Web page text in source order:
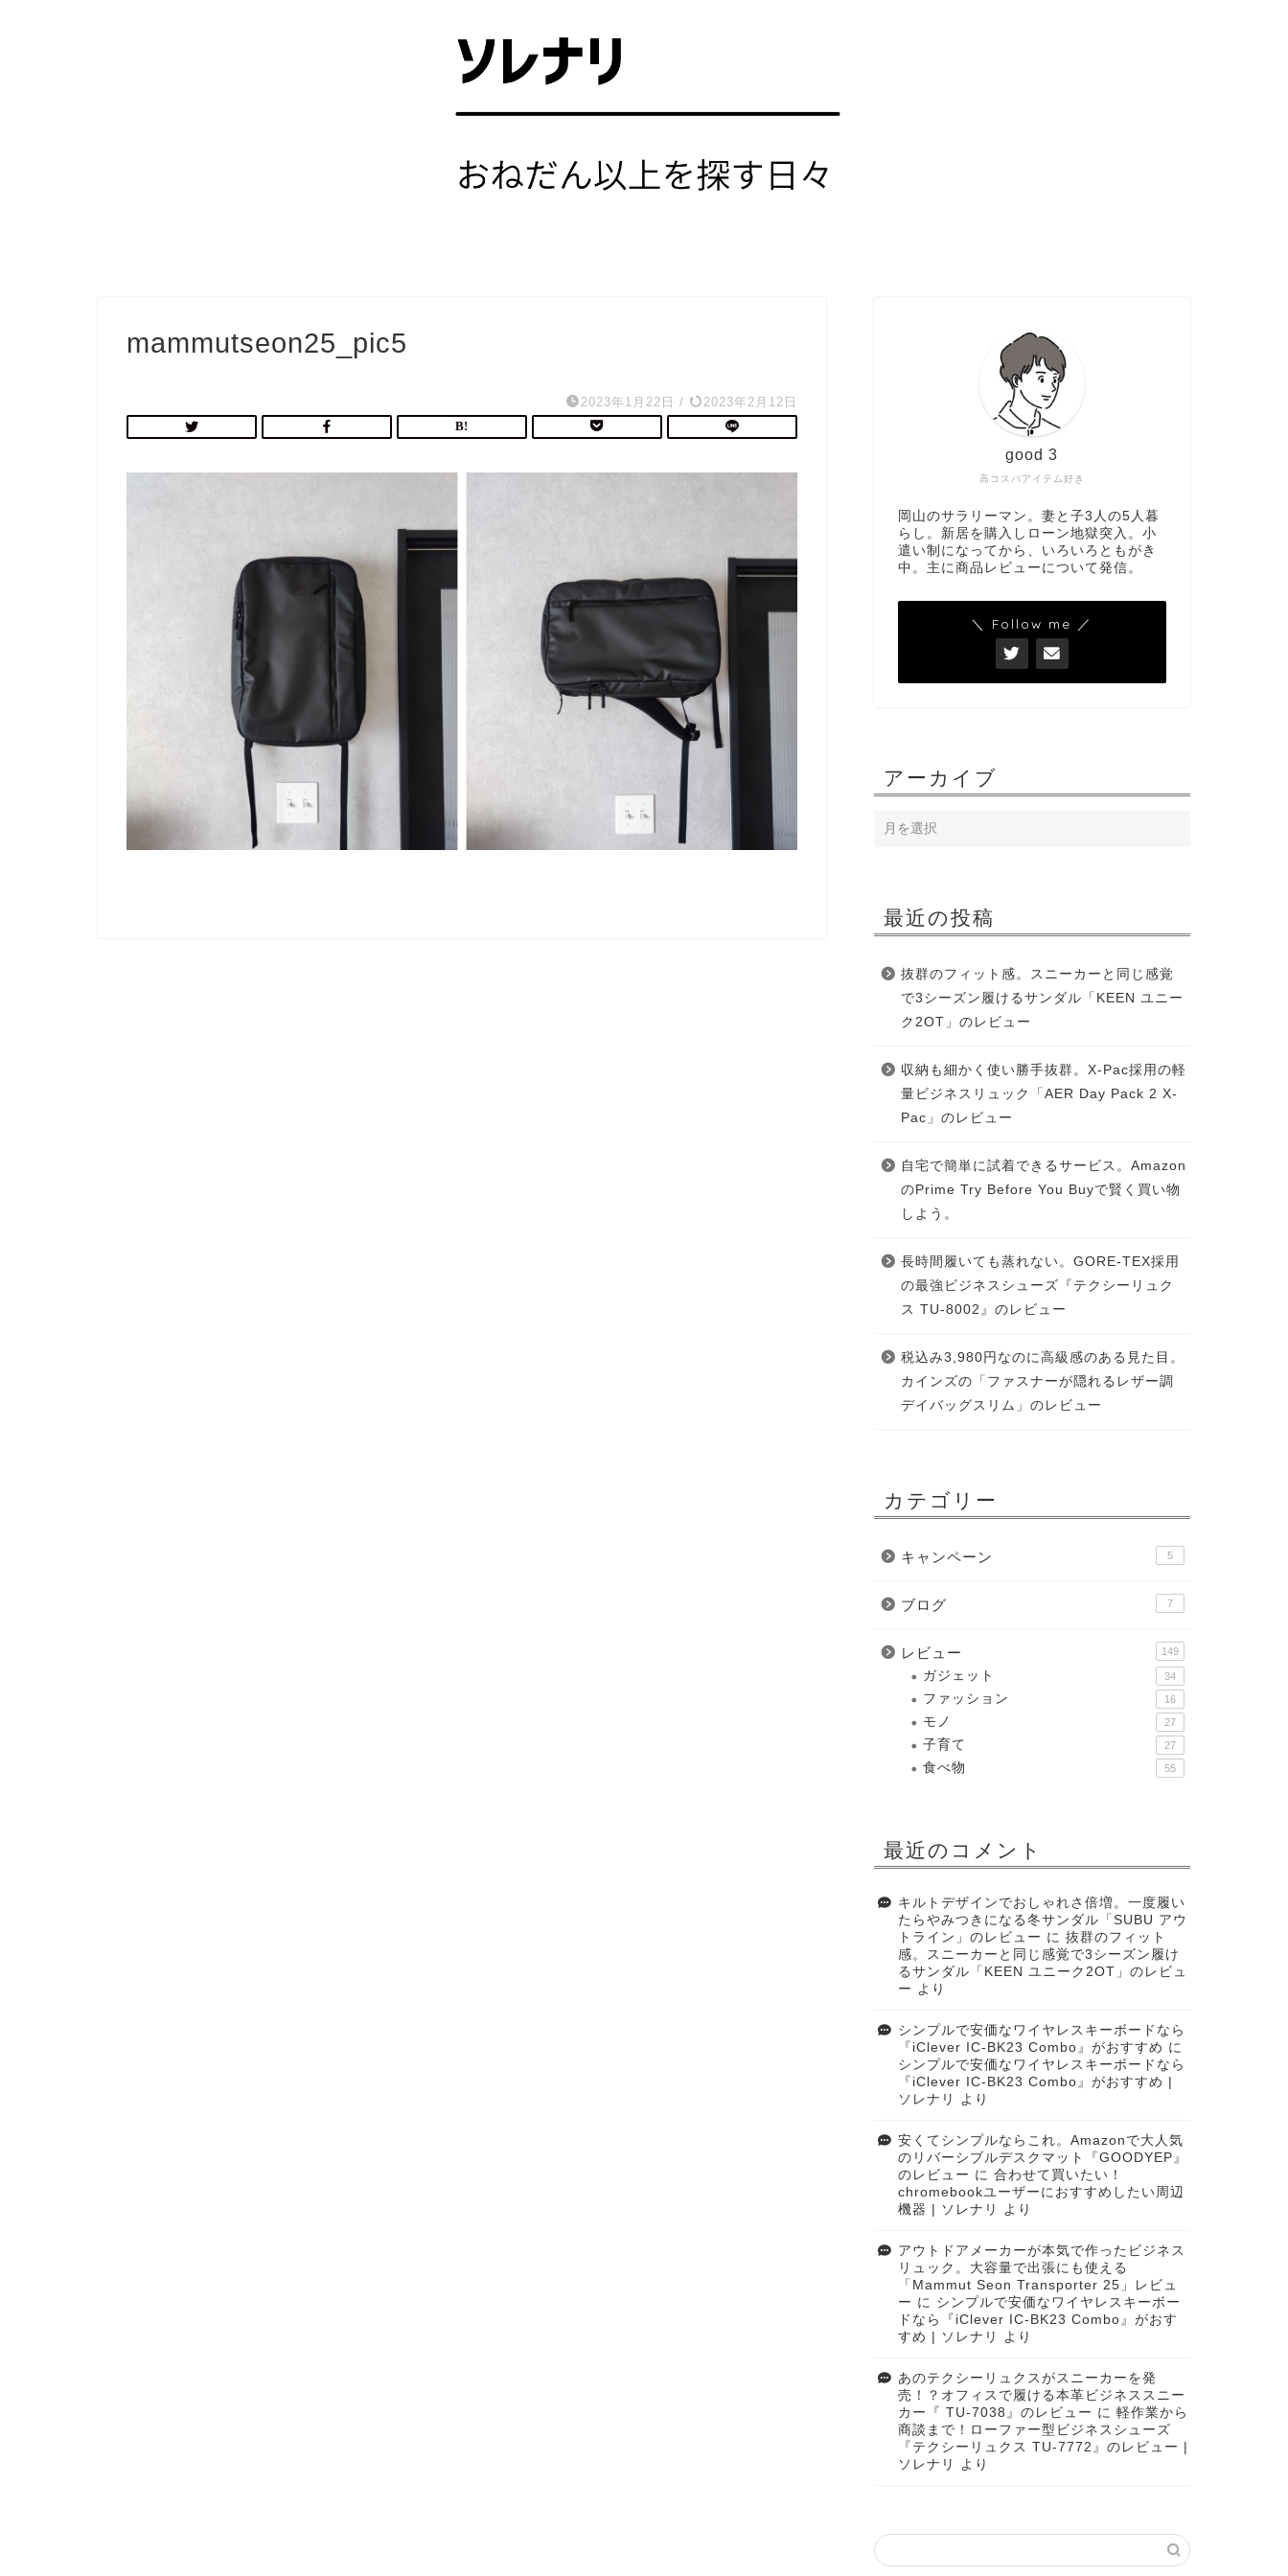
mammutseon25_pic5
2023年1月22日 / 2023年2月12日
高コスパアイテム好き
good 3
岡山のサラリーマン。妻と子3人の5人暮
らし。新居を購入しローン地獄突入。小
遣い制になってから、いろいろともがき
中。主に商品レビューについて発信。
＼ Follow me ／
アーカイブ
最近の投稿
抜群のフィット感。スニーカーと同じ感覚
で3シーズン履けるサンダル「KEEN ユニー
ク2OT」のレビュー
収納も細かく使い勝手抜群。X-Pac採用の軽
量ビジネスリュック「AER Day Pack 2 X-
Pac」のレビュー
自宅で簡単に試着できるサービス。Amazon
のPrime Try Before You Buyで賢く買い物
しよう。
長時間履いても蒸れない。GORE-TEX採用
の最強ビジネスシューズ『テクシーリュク
ス TU-8002』のレビュー
税込み3,980円なのに高級感のある見た目。
カインズの「ファスナーが隠れるレザー調
デイバッグスリム」のレビュー
カテゴリー
キャンペーン 5
ブログ 7
レビュー 149
ガジェット 34
ファッション 16
モノ 27
子育て 27
食べ物 55
最近のコメント
キルトデザインでおしゃれさ倍増。一度履い
たらやみつきになる冬サンダル「SUBU アウ
トライン」のレビュー に 抜群のフィット
感。スニーカーと同じ感覚で3シーズン履け
るサンダル「KEEN ユニーク2OT」のレビュ
ー より
シンプルで安価なワイヤレスキーボードなら
『iClever IC-BK23 Combo』がおすすめ に
シンプルで安価なワイヤレスキーボードなら
『iClever IC-BK23 Combo』がおすすめ |
ソレナリ
より
安くてシンプルならこれ。Amazonで大人気
のリバーシブルデスクマット『GOODYEP』
のレビュー に 合わせて買いたい！
chromebookユーザーにおすすめしたい周辺
機器 | ソレナリ
より
アウトドアメーカーが本気で作ったビジネス
リュック。大容量で出張にも使える
「Mammut Seon Transporter 25」レビュ
ー に シンプルで安価なワイヤレスキーボー
ドなら『iClever IC-BK23 Combo』がおす
すめ | ソレナリ
より
あのテクシーリュクスがスニーカーを発
売！？オフィスで履ける本革ビジネススニー
カー『 TU-7038』のレビュー に 軽作業から
商談まで！ローファー型ビジネスシューズ
『テクシーリュクス TU-7772』のレビュー |
ソレナリ
より